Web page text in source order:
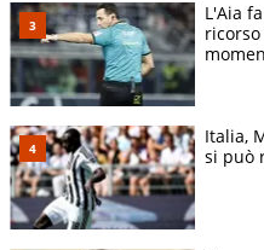
L'Aia
Italia,
si può